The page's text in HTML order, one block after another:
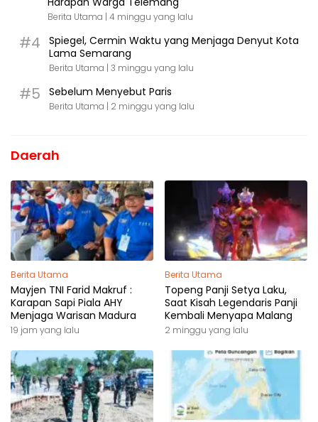
Berita Utama | 4 minggu yang lalu
#4
Spiegel, Cermin Waktu yang Menjaga Denyut Kota
Lama Semarang
Berita Utama | 3 minggu yang lalu
#5 Sebelum Menyebut Paris
Berita Utama | 2 minggu yang lalu
Daerah
Berita Utama
Mayjen TNI Farid Makruf :
Karapan Sapi Piala AHY
Menjaga Warisan Madura
19 jam yang lalu
Berita Utama
Topeng Panji Setya Laku,
Saat Kisah Legendaris Panji
Kembali Menyapa Malang
2 minggu yang lalu